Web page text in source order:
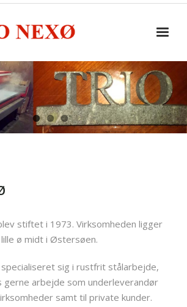
stiftet i 1973. Virksomheden ligger
ø midt i Østersøen.
sig i rustfrit stålarbejde,
gerne arbejde som underleverandør
samt til private kunder.